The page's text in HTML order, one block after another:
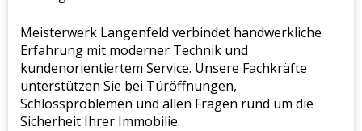
Meisterwerk Langenfeld verbindet handwerkliche
Erfahrung mit moderner Technik und
kundenorientiertem Service. Unsere Fachkräfte
unterstützen Sie bei Türöffnungen,
Schlossproblemen und allen Fragen rund um die
Sicherheit Ihrer Immobilie.